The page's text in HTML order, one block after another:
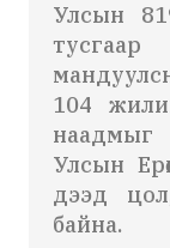
Улсын
104
Улсын
дээд
байна.